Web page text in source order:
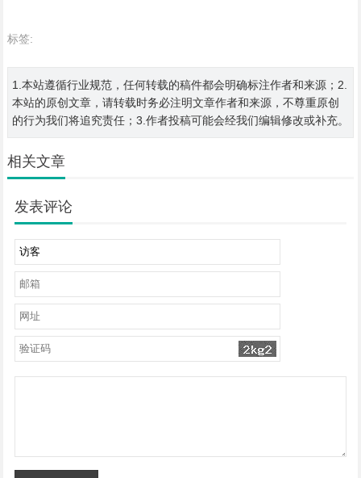
标签:
1.本站遵循行业规范，任何转载的稿件都会明确标注作者和来源；2.
本站的原创文章，请转载时务必注明文章作者和来源，不尊重原创
的行为我们将追究责任；3.作者投稿可能会经我们编辑修改或补充。
相关文章
发表评论